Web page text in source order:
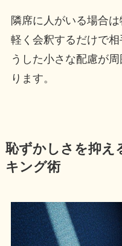
隣席に人がいる場合
軽く会釈するだけで
うした小さな配慮が
ります。
恥ずかしさを抑え
キング術